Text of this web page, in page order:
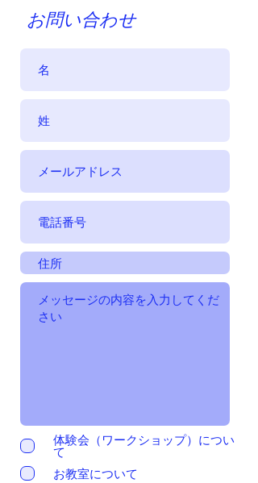
お問い合わせ
体験会（ワークショップ）につい
て
お教室について